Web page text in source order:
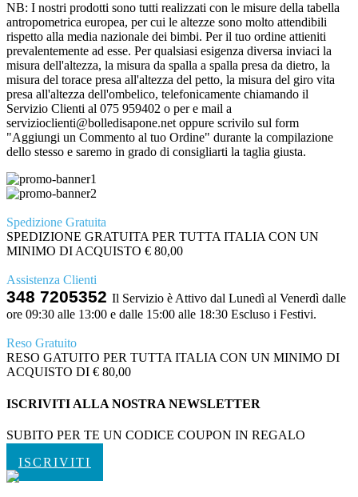
NB: I nostri prodotti sono tutti realizzati con le misure della tabella
antropometrica europea, per cui le altezze sono molto attendibili
rispetto alla media nazionale dei bimbi. Per il tuo ordine attieniti
prevalentemente ad esse. Per qualsiasi esigenza diversa inviaci la
misura dell'altezza, la misura da spalla a spalla presa da dietro, la
misura del torace presa all'altezza del petto, la misura del giro vita
presa all'altezza dell'ombelico, telefonicamente chiamando il
Servizio Clienti al 075 959402 o per e mail a
servizioclienti@bolledisapone.net oppure scrivilo sul form
"Aggiungi un Commento al tuo Ordine" durante la compilazione
dello stesso e saremo in grado di consigliarti la taglia giusta.
Spedizione Gratuita
SPEDIZIONE GRATUITA PER TUTTA ITALIA CON UN
MINIMO DI ACQUISTO € 80,00
Assistenza Clienti
348 7205352 Il Servizio è Attivo dal Lunedì al Venerdì dalle
ore 09:30 alle 13:00 e dalle 15:00 alle 18:30 Escluso i Festivi.
Reso Gratuito
RESO GATUITO PER TUTTA ITALIA CON UN MINIMO DI
ACQUISTO DI € 80,00
ISCRIVITI ALLA NOSTRA NEWSLETTER
SUBITO PER TE UN CODICE COUPON IN REGALO
ISCRIVITI